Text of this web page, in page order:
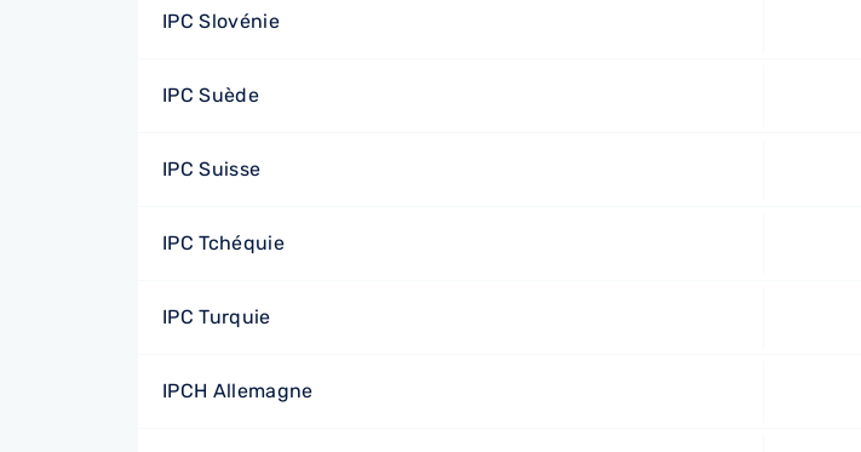
IPC Slovénie
IPC Suède
IPC Suisse
IPC Tchéquie
IPC Turquie
IPCH Allemagne